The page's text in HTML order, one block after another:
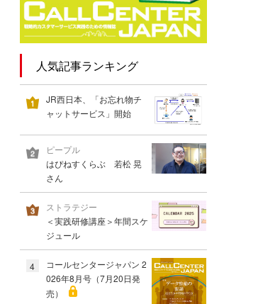
人気記事ランキング
JR西日本、「お忘れ物チ
ャットサービス」開始
ピープル
はぴねすくらぶ 若松 晃
さん
ストラテジー
＜実践研修講座＞年間スケ
ジュール
4
コールセンタージャパン 2
026年8月号（7月20日発
売）